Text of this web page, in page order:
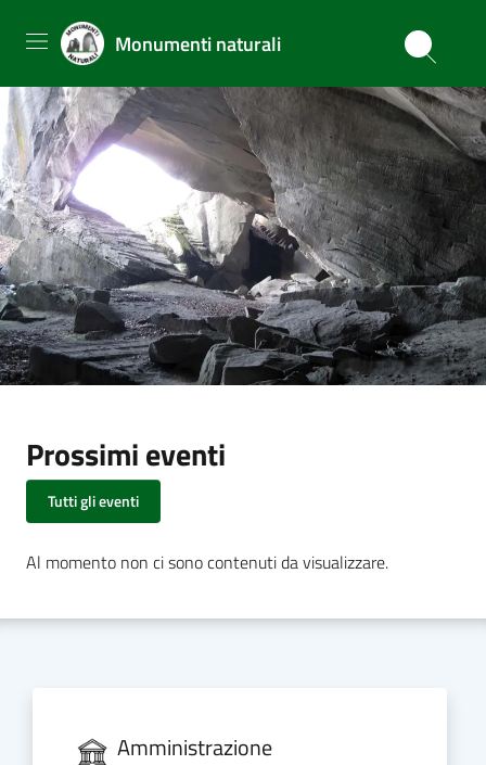
Monumenti naturali
Prossimi eventi
Tutti gli eventi
Al momento non ci sono contenuti da visualizzare.
Amministrazione